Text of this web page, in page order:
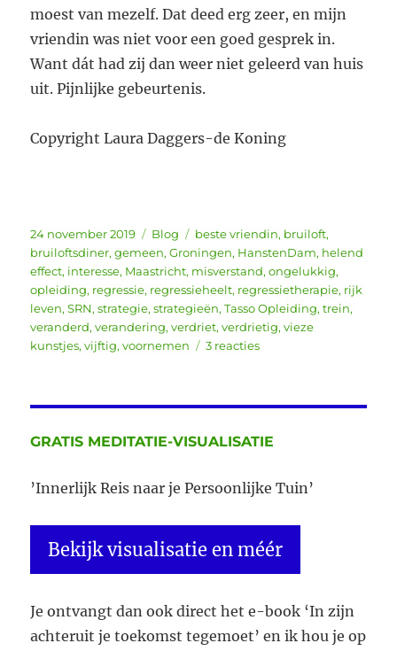
moest van mezelf. Dat deed erg zeer, en mijn
vriendin was niet voor een goed gesprek in.
Want dát had zij dan weer niet geleerd van huis
uit. Pijnlijke gebeurtenis.
Copyright Laura Daggers-de Koning
Geplaatst
op
24 november 2019 Categorieën
Blog Tags
beste vriendin, bruiloft,
bruiloftsdiner,gemeen,Groningen, HanstenDam, helend
effect, interesse, Maastricht, misverstand,ongelukkig,
opleiding, regressie, regressieheelt, regressietherapie, rijk
leven,SRN,strategie,strategieën,Tasso Opleiding,trein,
veranderd,verandering,verdriet,verdrietig,vieze
kunstjes,vijftig,voornemen 3 reactiesop
GRATIS MEDITATIE-VISUALISATIE
’Innerlijk Reis naar je Persoonlijke Tuin’
Bekijk visualisatie en méér
Je ontvangt dan ook direct het e-book ‘In zijn
achteruit je toekomst tegemoet’ en ik hou je op